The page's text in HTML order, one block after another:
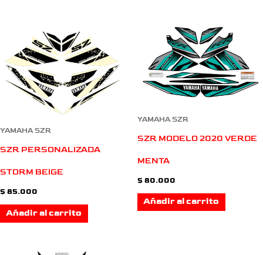
YAMAHA SZR
SZR PERSONALIZADA
STORM BEIGE
$ 85.000
Añadir al carrito
YAMAHA SZR
SZR MODELO 2020 VERDE
MENTA
$ 80.000
Añadir al carrito